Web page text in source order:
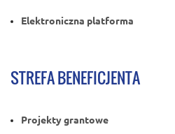
Elektroniczna platforma
STREFA BENEFICJENTA
Projekty grantowe